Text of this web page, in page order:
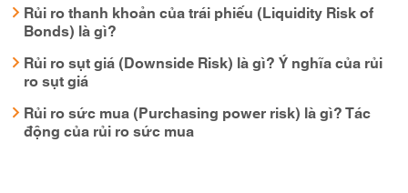
Rủi ro thanh khoản của trái phiếu (Liquidity Risk of
Bonds) là gì?
Rủi ro sụt giá (Downside Risk) là gì? Ý nghĩa của rủi
ro sụt giá
Rủi ro sức mua (Purchasing power risk) là gì? Tác
động của rủi ro sức mua